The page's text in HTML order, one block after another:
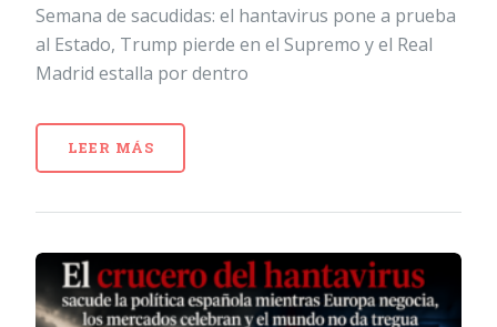
Semana de sacudidas: el hantavirus pone a prueba
al Estado, Trump pierde en el Supremo y el Real
Madrid estalla por dentro
LEER MÁS